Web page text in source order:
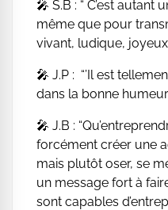
🎤 S.B : “ C’est
même que pour
vivant, ludique,
🎤 J.P : “’Il est
dans la bonne humeur
🎤 J.B :
forcément créer une
mais plutôt oser, se
un message fort à
sont capables